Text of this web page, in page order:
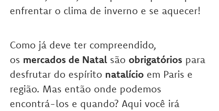
enfrentar o clima de inverno e se aquecer!
Como já deve ter compreendido,
os mercados de Natal são obrigatórios para
desfrutar do espírito natalício em Paris e
região. Mas então onde podemos
encontrá-los e quando? Aqui você irá